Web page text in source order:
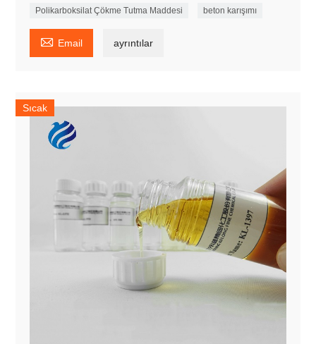
Polikarboksilat Çökme Tutma Maddesi beton karışımı
 Email ayrıntılar
Sıcak